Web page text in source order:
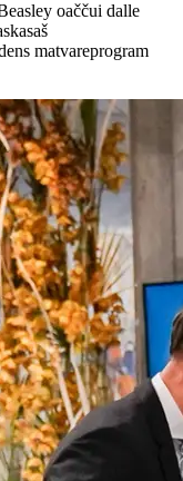
oaččui dalle
matvareprogram